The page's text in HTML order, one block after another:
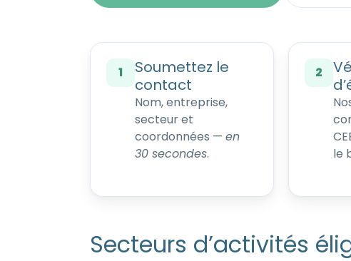
1
Soumettez le
contact
Nom, entreprise,
secteur et
coordonnées — en
30 secondes.
2
le
Secteurs d’activités